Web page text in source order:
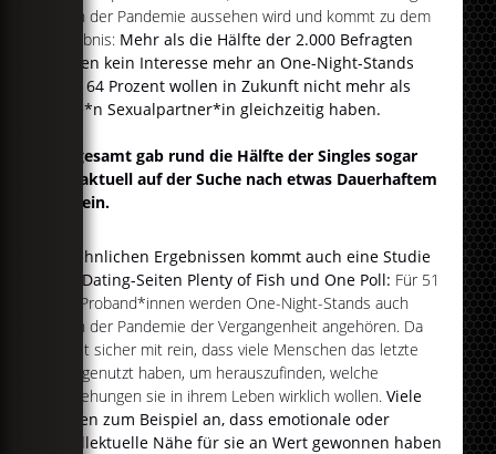
nach der Pandemie aussehen wird und kommt zu dem
Ergebnis: Mehr als die Hälfte der 2.000 Befragten
haben kein Interesse mehr an One-Night-Stands
und 64 Prozent wollen in Zukunft nicht mehr als
eine*n Sexualpartner*in gleichzeitig haben.
Insgesamt gab rund die Hälfte der Singles sogar
an, aktuell auf der Suche nach etwas Dauerhaftem
zu sein.
Zu ähnlichen Ergebnissen kommt auch eine Studie
der Dating-Seiten Plenty of Fish und One Poll: Für 51
der Proband*innen werden One-Night-Stands auch
nach der Pandemie der Vergangenheit angehören. Da
spielt sicher mit rein, dass viele Menschen das letzte
Jahr genutzt haben, um herauszufinden, welche
Beziehungen sie in ihrem Leben wirklich wollen.Viele
gaben zum Beispiel an, dass emotionale oder
intellektuelle Nähe für sie an Wert gewonnen haben